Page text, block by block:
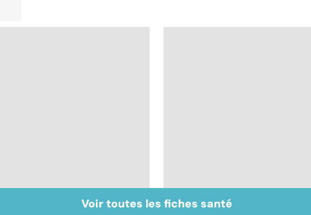
Tout savoir sur les Inflammation des
Voir toutes les fiches santé